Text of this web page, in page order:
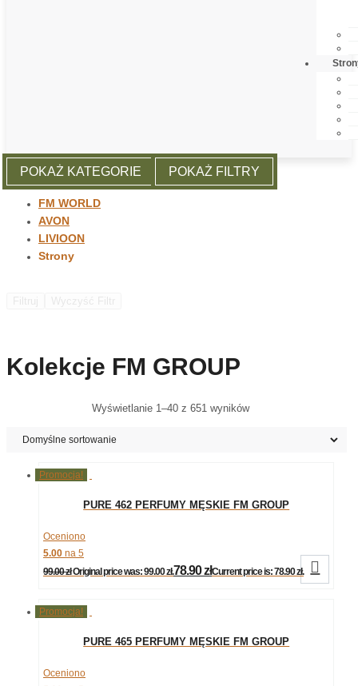
POKAŻ KATEGORIE POKAŻ FILTRY
FM WORLD
AVON
LIVIOON
Strony
Kolekcje FM GROUP
Wyświetlanie 1–40 z 651 wyników
Promocja!
PURE 462 PERFUMY MĘSKIE FM GROUP
Oceniono
5.00 na 5
99.00zł Original price was: 99.00 zł.78.90złCurrent price is: 78.90 zł. 
Promocja!
PURE 465 PERFUMY MĘSKIE FM GROUP
Oceniono